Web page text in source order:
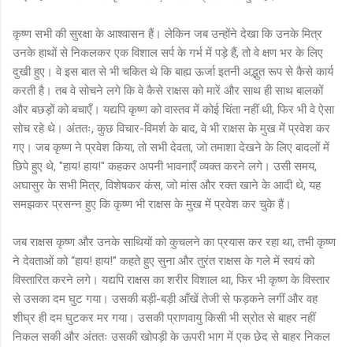
कृष्ण सभी की सुरक्षा के आश्वासन हैं। लेकिन जब उन्होंने देखा कि उनके मित्र
उनके हाथों से निकलकर एक विशाल सर्प के गर्भ में पड़े हैं, तो वे क्षण भर के लिए
दुखी हुए। वे इस बात से भी चकित थे कि बाह्य ऊर्जा इतनी अद्भुत रूप से कैसे कार्य
करती है। तब वे सोचने लगे कि वे कैसे राक्षस को मारें और साथ ही साथ बालकों
और बछड़ों को बचाएँ। यद्यपि कृष्ण को वास्तव में कोई चिंता नहीं थी, फिर भी वे ऐसा
सोच रहे थे। अंततः, कुछ विचार-विमर्श के बाद, वे भी राक्षस के मुख में प्रवेश कर
गए। जब कृष्ण ने प्रवेश किया, तो सभी देवता, जो तमाशा देखने के लिए बादलों में
छिपे हुए थे, "हाय! हाय!" कहकर अपनी भावनाएँ व्यक्त करने लगे। उसी समय,
अघासुर के सभी मित्र, विशेषकर कंस, जो मांस और रक्त खाने के आदी थे, यह
समझकर प्रसन्न हुए कि कृष्ण भी राक्षस के मुख में प्रवेश कर चुके हैं।
जब राक्षस कृष्ण और उनके साथियों को कुचलने का प्रयास कर रहा था, तभी कृष्ण
ने देवताओं को “हाय! हाय!” कहते हुए सुना और तुरंत राक्षस के गले में स्वयं को
विस्तारित करने लगे। यद्यपि राक्षस का शरीर विशाल था, फिर भी कृष्ण के विस्तार
से उसका दम घुट गया। उसकी बड़ी-बड़ी आँखें तेजी से फड़कने लगीं और वह
शीघ्र ही दम घुटकर मर गया। उसकी प्राणवायु किसी भी स्रोत से बाहर नहीं
निकल सकी और अंततः उसकी खोपड़ी के ऊपरी भाग में एक छेद से बाहर निकल